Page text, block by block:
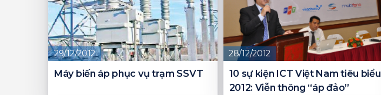
29/12/2012
Máy biến áp phục vụ trạm SSVT
28/12/2012
10 sự kiện ICT Việt Nam tiêu biểu
2012: Viễn thông “áp đảo”